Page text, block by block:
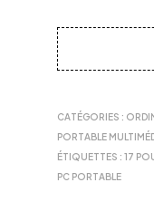
CATÉGORIES :
PORTABLE
ÉTIQUETTES :17
PC PORTABLE